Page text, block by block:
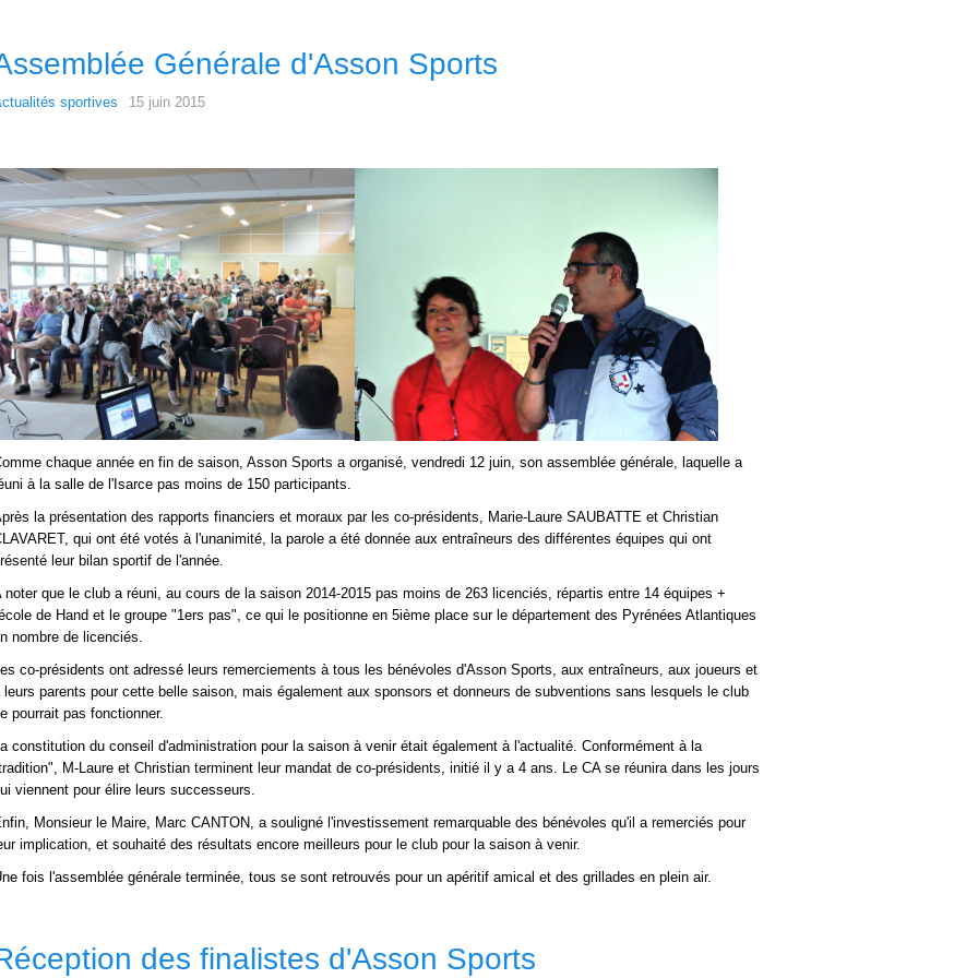
Générale d'Asson Sports
sportives 15 juin 2015
chaque année en fin de saison, Asson Sports a organisé, vendredi 12 juin, son assemblée générale, laquelle a
à la salle de l'Isarce pas moins de 150 participants.
la présentation des rapports financiers et moraux par les co-présidents, Marie-Laure SAUBATTE et Christian
qui ont été votés à l'unanimité, la parole a été donnée aux entraîneurs des différentes équipes qui ont
leur bilan sportif de l'année.
noter que le club a réuni, au cours de la saison 2014-2015 pas moins de 263 licenciés, répartis entre 14 équipes +
de Hand et le groupe "1ers pas", ce qui le positionne en 5ième place sur le département des Pyrénées Atlantiques
nombre de licenciés.
Les co-présidents ont adressé leurs remerciements à tous les bénévoles d'Asson Sports, aux entraîneurs, aux joueurs et
leurs parents pour cette belle saison, mais également aux sponsors et donneurs de subventions sans lesquels le club
pourrait pas fonctionner.
La constitution du conseil d'administration pour la saison à venir était également à l'actualité. Conformément à la
M-Laure et Christian terminent leur mandat de co-présidents, initié il y a 4 ans. Le CA se réunira dans les jours
viennent pour élire leurs successeurs.
Monsieur le Maire, Marc CANTON, a souligné l'investissement remarquable des bénévoles qu'il a remerciés pour
implication, et souhaité des résultats encore meilleurs pour le club pour la saison à venir.
fois l'assemblée générale terminée, tous se sont retrouvés pour un apéritif amical et des grillades en plein air.
des finalistes d'Asson Sports